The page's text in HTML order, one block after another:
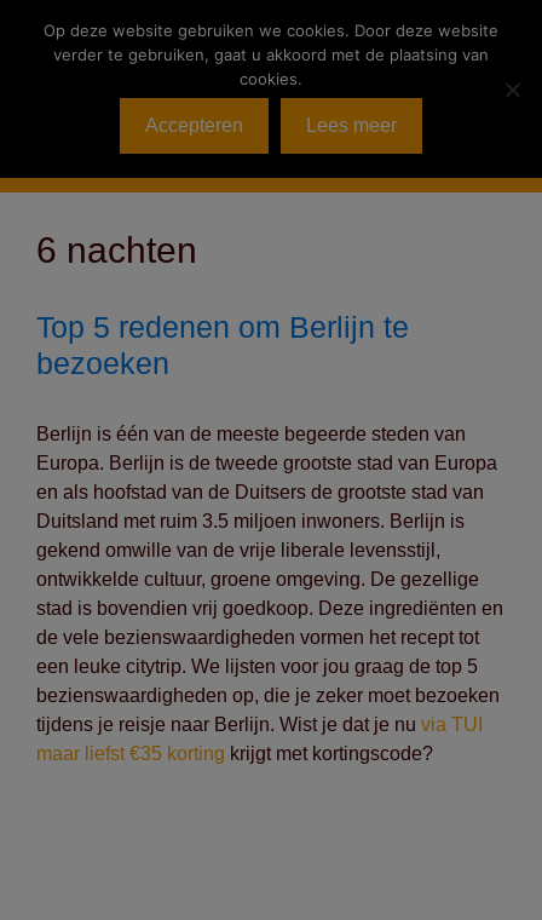
Menu
6 nachten
Top 5 redenen om Berlijn te
bezoeken
Berlijn is één van de meeste begeerde steden van
Europa. Berlijn is de tweede grootste stad van Europa
en als hoofstad van de Duitsers de grootste stad van
Duitsland met ruim 3.5 miljoen inwoners. Berlijn is
gekend omwille van de vrije liberale levensstijl,
ontwikkelde cultuur, groene omgeving. De gezellige
stad is bovendien vrij goedkoop. Deze ingrediënten en
de vele bezienswaardigheden vormen het recept tot
een leuke citytrip. We lijsten voor jou graag de top 5
bezienswaardigheden op, die je zeker moet bezoeken
tijdens je reisje naar Berlijn. Wist je dat je nu via TUI
maar liefst €35 korting krijgt met kortingscode?
Op deze website gebruiken we cookies. Door deze website
verder te gebruiken, gaat u akkoord met de plaatsing van
cookies.
Accepteren Lees meer